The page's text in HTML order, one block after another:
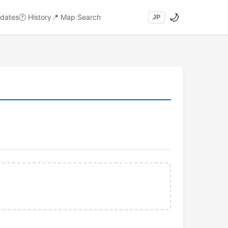
🕐 History 📍 Map Search JP 🌙